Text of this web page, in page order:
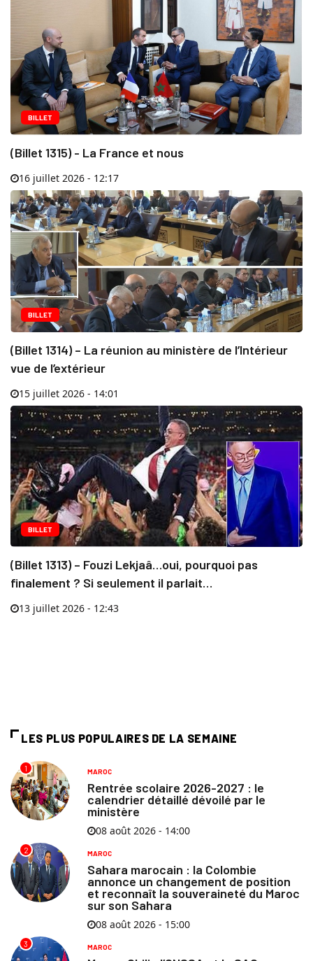
BILLET
(Billet 1315) - La France et nous
16 juillet 2026 - 12:17
BILLET
(Billet 1314) – La réunion au ministère de l’Intérieur
vue de l’extérieur
15 juillet 2026 - 14:01
BILLET
(Billet 1313) – Fouzi Lekjaâ…oui, pourquoi pas
finalement ? Si seulement il parlait…
13 juillet 2026 - 12:43
LES PLUS POPULAIRES DE LA SEMAINE
1 MAROC
Rentrée scolaire 2026-2027 : le
calendrier détaillé dévoilé par le
ministère
08 août 2026 - 14:00
2 MAROC
Sahara marocain : la Colombie
annonce un changement de position
et reconnaît la souveraineté du Maroc
sur son Sahara
08 août 2026 - 15:00
3 MAROC